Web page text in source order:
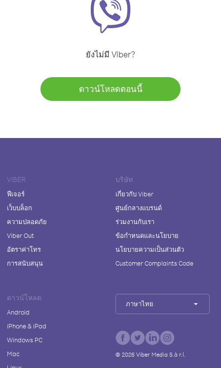
ยังไม่มี Viber?
ดาวน์โหลดตอนนี้
VIBER
ฟีเจอร์
เว็บบล็อก
ความปลอดภัย
Viber Out
อัตราค่าโทร
การสนับสนุน
บริษัท
เกี่ยวกับ Viber
ศูนย์กลางแบรนด์
ร่วมงานกับเรา
ข้อกำหนดและนโยบาย
นโยบายความเป็นส่วนตัว
Customer Complaints Code
ดาวน์โหลด
Android
iPhone & iPad
Windows PC
Mac
ภาษาไทย
© 2026Viber Media S.à r.l.